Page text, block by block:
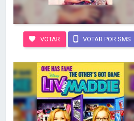
VOTAR VOTAR POR SMS